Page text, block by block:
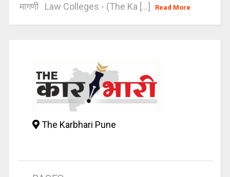
मागणी Law Colleges - (The Ka [...]
Read More
The Karbhari Pune